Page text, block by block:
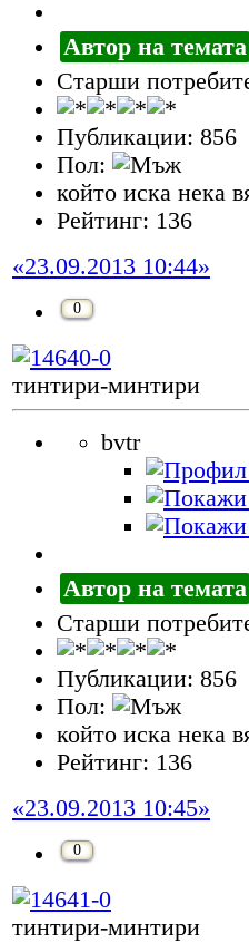
Автор на темата
Старши
Публикации: 856
Пол:
който иска нека
Рейтинг: 136
«23.09.2013 10:44»
0
тинтири-минтири
bvtr
Автор на темата
Старши
Публикации: 856
Пол:
който иска нека
Рейтинг: 136
«23.09.2013 10:45»
0
тинтири-минтири